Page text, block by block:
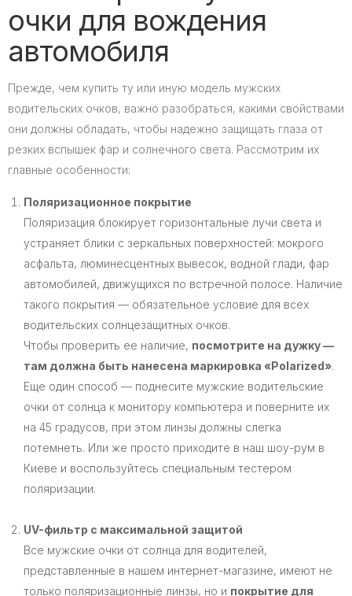
очки для вождения
автомобиля
Прежде, чем купить ту или иную модель мужских
водительских очков, важно разобраться, какими свойствами
они должны обладать, чтобы надежно защищать глаза от
резких вспышек фар и солнечного света. Рассмотрим их
главные особенности:
Поляризационное покрытие
Поляризация блокирует горизонтальные лучи света и
устраняет блики с зеркальных поверхностей: мокрого
асфальта, люминесцентных вывесок, водной глади, фар
автомобилей, движущихся по встречной полосе. Наличие
такого покрытия — обязательное условие для всех
водительских солнцезащитных очков.
Чтобы проверить ее наличие, посмотрите на дужку —
там должна быть нанесена маркировка «Polarized».
Еще один способ — поднесите мужские водительские
очки от солнца к монитору компьютера и поверните их
на 45 градусов, при этом линзы должны слегка
потемнеть. Или же просто приходите в наш шоу-рум в
Киеве и воспользуйтесь специальным тестером
поляризации.
UV-фильтр с максимальной защитой
Все мужские очки от солнца для водителей,
представленные в нашем интернет-магазине, имеют не
только поляризационные линзы, но и покрытие для